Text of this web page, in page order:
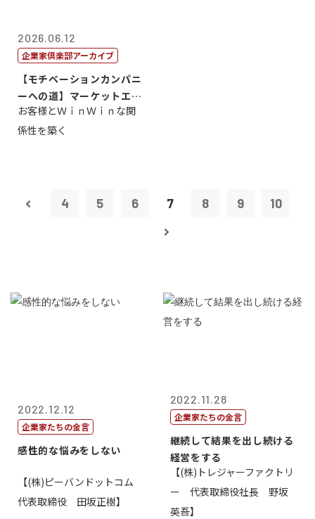
2026.06.12
企業家倶楽部アーカイブ
【モチベーションカンパニ
ーへの道】マーケットエン
タープライズ...
お客様とＷｉｎＷｉｎな関
係性を築く
4 5 6 7 8 9 10
2022.12.12
企業家たちの金言
感性的な悩みをしない
【(株)ピーバンドットコム
代表取締役 田坂正樹】
2022.11.28
企業家たちの金言
継続して結果を出し続ける
経営をする
【(株)トレジャーファクトリ
ー 代表取締役社長 野坂
英吾】